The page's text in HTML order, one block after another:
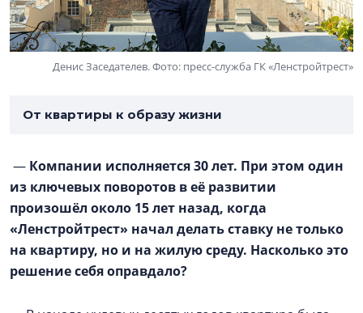
Денис Заседателев. Фото: пресс-служба ГК «Ленстройтрест»
От квартиры к образу жизни
— Компании исполняется 30 лет. При этом один
из ключевых поворотов в её развитии
произошёл около 15 лет назад, когда
«Ленстройтрест» начал делать ставку не только
на квартиру, но и на жилую среду. Насколько это
решение себя оправдало?